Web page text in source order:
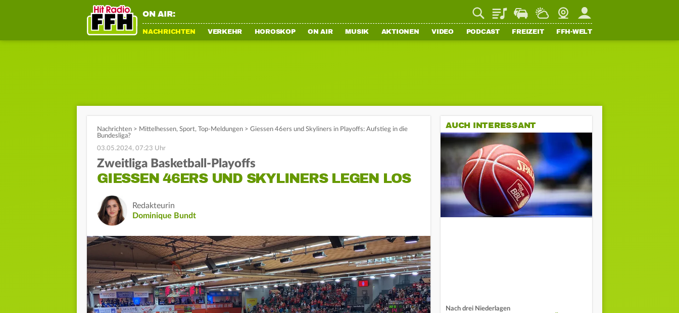
ON AIR: PlaylistStaupilotWetterWebcamMein FFH
NACHRICHTEN VERKEHR HOROSKOP ON AIR MUSIK AKTIONEN VIDEO PODCAST FREIZEIT FFH-WELT
Nachrichten > Mittelhessen, Sport, Top-Meldungen > Giessen 46ers und Skyliners in Playoffs: Aufstieg in die
Bundesliga?
03.05.2024, 07:23 Uhr
Zweitliga Basketball-Playoffs
GIESSEN 46ERS UND SKYLINERS LEGEN LOS
Redakteurin
Dominique Bundt
AUCH INTERESSANT
Nach drei Niederlagen